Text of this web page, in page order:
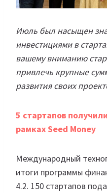
Июль был насыщен
инвестициями в
вашему вниманию
привлечь крупные
развития своих
5 стартапов
рамках Seed Money
Международный
итоги программы
4.2. 150 стартапов